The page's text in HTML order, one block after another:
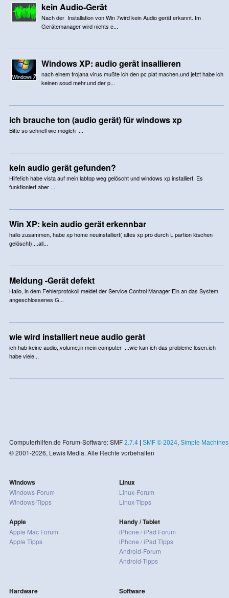
kein Audio-Gerät
Nach der Installation von Win 7wird kein Audio gerät erkannt. Im
Gerätemanager wird nichts e...
Windows XP: audio gerät insallieren
nach einem trojana virus mußte ich den pc plat machen,und jetzt habe ich
keinen soud mehr.und der p...
ich brauche ton (audio gerät) für windows xp
Bitte so schnell wie möglch ...
kein audio gerät gefunden?
Hilfe!ich habe vista auf mein labtop weg gelöscht und windows xp installiert. Es
funktioniert aber ...
Win XP: kein audio gerät erkennbar
hallo zusammen, habe xp home neuinstalliert( altes xp pro durch L partion löschen
gelöscht)....all...
Meldung -Gerät defekt
Hallo, in dem Fehlerprotokoll meldet der Service Control Manager:Ein an das System
angeschlossenes G...
wie wird installiert neue audio geràt
ich hab keine audio,,volume,in mein computer ...wie kan ich das probleme lòsen.ich
habe viele...
Computerhilfen.de Forum-Software: SMF 2.7.4| SMF © 2024, Simple Machines
© 2001-2026, Lewis Media. Alle Rechte vorbehalten
Windows
Windows-Forum
Windows-Tipps
Apple
Apple Mac Forum
Apple Tipps
Linux
Linux-Forum
Linux-Tipps
Handy / Tablet
iPhone / iPad Forum
iPhone / iPad Tipps
Android-Forum
Android-Tipps
Hardware Software